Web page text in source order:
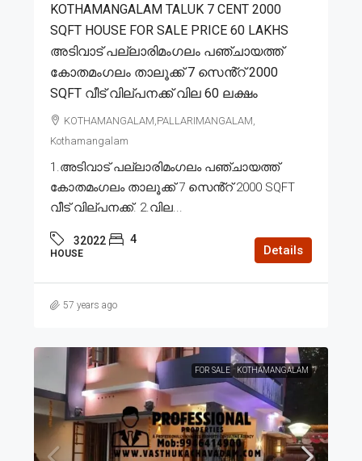
KOTHAMANGALAM TALUK 7 CENT 2000
SQFT HOUSE FOR SALE PRICE 60 LAKHS
അടിവാട് പല്ലാരിമംഗലം പഞ്ചായത്ത്
കോതമംഗലം താലൂക്ക് 7 സെൻ്റ് 2000
SQFT വീട് വില്പനക്ക് വില 60 ലക്ഷം
KOTHAMANGALAM,PALLARIMANGALAM,
Kothamangalam
1.അടിവാട് പല്ലാരിമംഗലം പഞ്ചായത്ത്
കോതമംഗലം താലൂക്ക് 7 സെൻ്റ് 2000 SQFT
വീട് വില്പനക്ക്. 2.വില...
32022 4
HOUSE Details
57 years ago
FOR SALE KOTHAMANGALAM